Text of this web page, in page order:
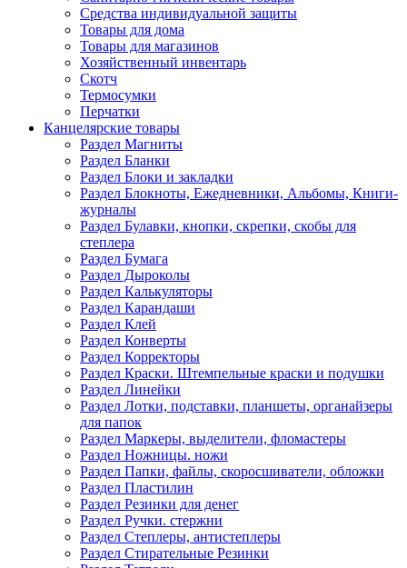
Средства индивидуальной защиты
Товары для дома
Товары для магазинов
Хозяйственный инвентарь
Скотч
Термосумки
Перчатки
Канцелярские товары
Раздел Магниты
Раздел Бланки
Раздел Блоки и закладки
Раздел Блокноты, Ежедневники, Альбомы, Книги-
журналы
Раздел Булавки, кнопки, скрепки, скобы для
степлера
Раздел Бумага
Раздел Дыроколы
Раздел Калькуляторы
Раздел Карандаши
Раздел Клей
Раздел Конверты
Раздел Корректоры
Раздел Краски. Штемпельные краски и подушки
Раздел Линейки
Раздел Лотки, подставки, планшеты, органайзеры
для папок
Раздел Маркеры, выделители, фломастеры
Раздел Ножницы. ножи
Раздел Папки, файлы, скоросшиватели, обложки
Раздел Пластилин
Раздел Резинки для денег
Раздел Ручки. стержни
Раздел Степлеры, антистеплеры
Раздел Стирательные Резинки